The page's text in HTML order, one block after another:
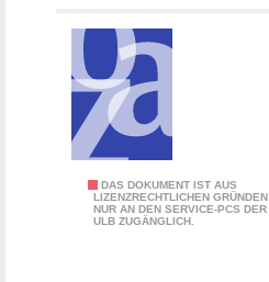
e
l
u
DAS DOKUMENT IST AUS
LIZENZRECHTLICHEN GRÜNDEN
NUR AN DEN SERVICE-PCS DER
ULB ZUGÄNGLICH.